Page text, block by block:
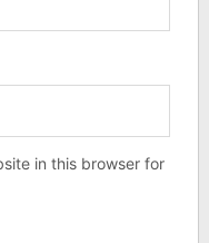
in this browser for